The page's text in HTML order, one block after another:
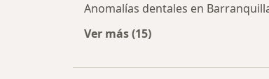
Anomalías dentales en
Ver más (15)